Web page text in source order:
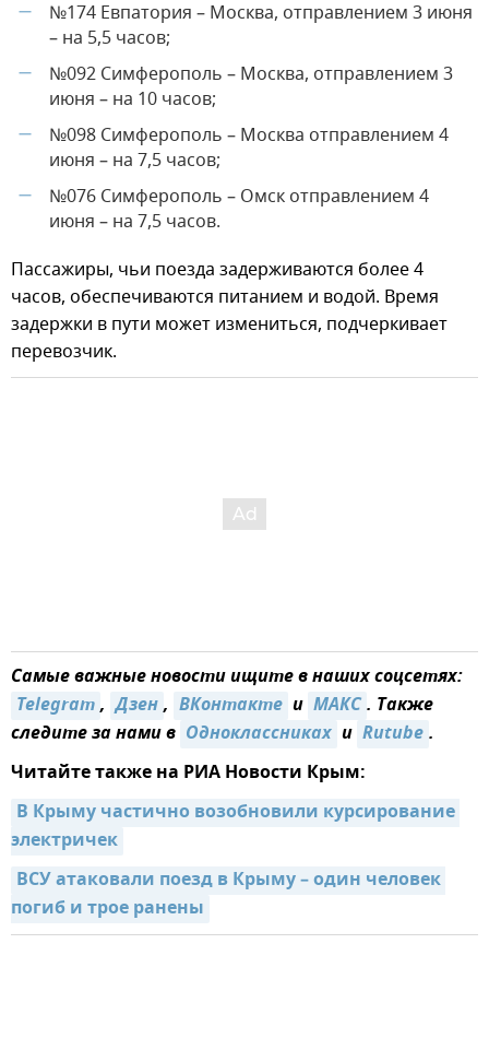
—
№174 Евпатория – Москва, отправлением 3 июня
– на 5,5 часов;
—
№092 Симферополь – Москва, отправлением 3
июня – на 10 часов;
—
№098 Симферополь – Москва отправлением 4
июня – на 7,5 часов;
—
№076 Симферополь – Омск отправлением 4
июня – на 7,5 часов.
Пассажиры, чьи поезда задерживаются более 4
часов, обеспечиваются питанием и водой. Время
задержки в пути может измениться, подчеркивает
перевозчик.
Самые важные новости ищите в наших соцсетях:
Telegram, Дзен, ВКонтакте и MAКС. Также
следите за нами в Одноклассниках и Rutube.
Читайте также на РИА Новости Крым:
В Крыму частично возобновили курсирование
электричек
ВСУ атаковали поезд в Крыму – один человек
погиб и трое ранены